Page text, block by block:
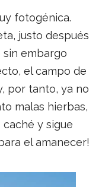
fotogénica.
justo después
embargo
el campo de
por tanto, ya no
malas hierbas,
y sigue
el amanecer!